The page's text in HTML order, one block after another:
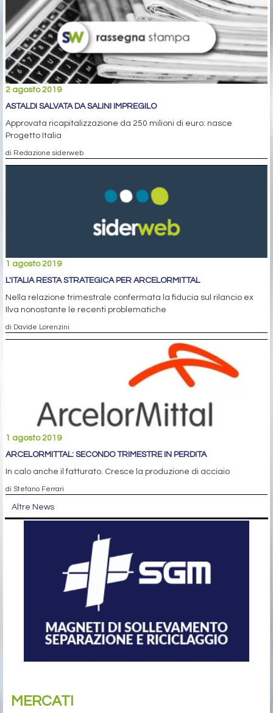
2 agosto 2019
ASTALDI SALVATA DA SALINI IMPREGILO
Approvata ricapitalizzazione da 250 milioni di euro: nasce
Progetto Italia
di Redazione siderweb
1 agosto 2019
L'ITALIA RESTA STRATEGICA PER ARCELORMITTAL
Nella relazione trimestrale confermata la fiducia sul rilancio ex
Ilva nonostante le recenti problematiche
di Davide Lorenzini
1 agosto 2019
ARCELORMITTAL: SECONDO TRIMESTRE IN PERDITA
In calo anche il fatturato. Cresce la produzione di acciaio
di Stefano Ferrari
Altre News
MERCATI